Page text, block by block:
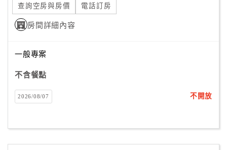
查詢空房與房價 電話訂房
房間詳細內容
一般專案
不含餐點
2026/08/07 不開放